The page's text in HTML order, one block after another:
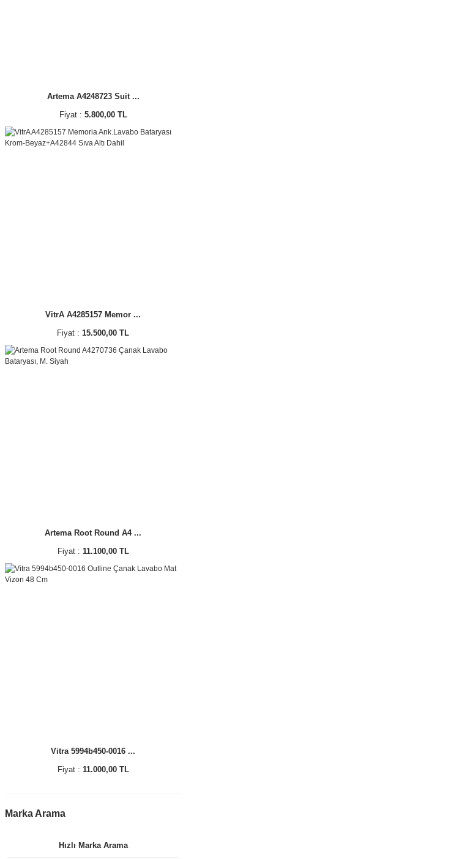
Artema A4248723 Suit ...
Fiyat : 5.800,00 TL
VitrA A4285157 Memor ...
Fiyat : 15.500,00 TL
Artema Root Round A4 ...
Fiyat : 11.100,00 TL
Vitra 5994b450-0016 ...
Fiyat : 11.000,00 TL
Marka Arama
Hızlı Marka Arama